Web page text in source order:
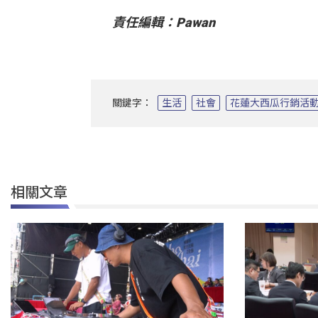
責任編輯：Pawan
關鍵字： 生活 社會 花蓮大西瓜行銷活
相關文章